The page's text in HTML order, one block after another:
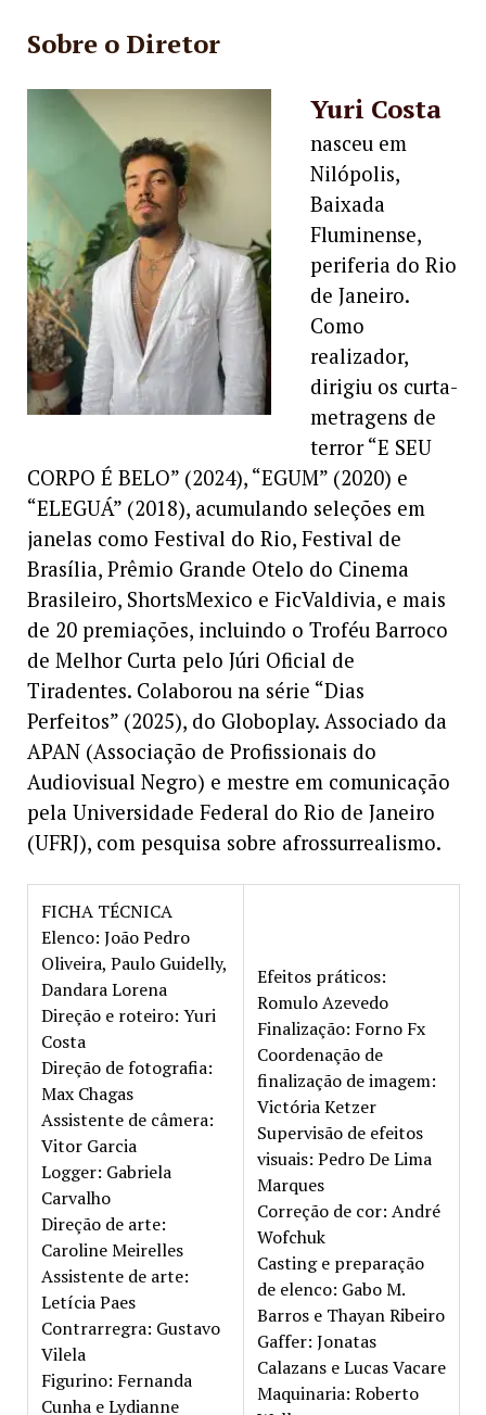
Sobre o Diretor
Yuri Costa
nasceu em
Nilópolis,
Baixada
Fluminense,
periferia do Rio
de Janeiro.
Como
realizador,
dirigiu os curta-
metragens de
terror “E SEU
CORPO É BELO” (2024), “EGUM” (2020) e
“ELEGUÁ” (2018), acumulando seleções em
janelas como Festival do Rio, Festival de
Brasília, Prêmio Grande Otelo do Cinema
Brasileiro, ShortsMexico e FicValdivia, e mais
de 20 premiações, incluindo o Troféu Barroco
de Melhor Curta pelo Júri Oficial de
Tiradentes. Colaborou na série “Dias
Perfeitos” (2025), do Globoplay. Associado da
APAN (Associação de Profissionais do
Audiovisual Negro) e mestre em comunicação
pela Universidade Federal do Rio de Janeiro
(UFRJ), com pesquisa sobre afrossurrealismo.
FICHA TÉCNICA
Elenco: João Pedro
Oliveira, Paulo Guidelly,
Dandara Lorena
Direção e roteiro: Yuri
Costa
Direção de fotografia:
Max Chagas
Assistente de câmera:
Vitor Garcia
Logger: Gabriela
Carvalho
Direção de arte:
Caroline Meirelles
Assistente de arte:
Letícia Paes
Contrarregra: Gustavo
Vilela
Figurino: Fernanda
Cunha e Lydianne
Efeitos práticos:
Romulo Azevedo
Finalização: Forno Fx
Coordenação de
finalização de imagem:
Victória Ketzer
Supervisão de efeitos
visuais: Pedro De Lima
Marques
Correção de cor: André
Wofchuk
Casting e preparação
de elenco: Gabo M.
Barros e Thayan Ribeiro
Gaffer: Jonatas
Calazans e Lucas Vacare
Maquinaria: Roberto